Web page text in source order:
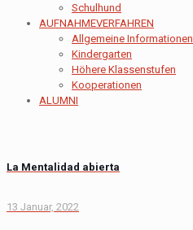
Schulhund
AUFNAHMEVERFAHREN
Allgemeine Informationen
Kindergarten
Höhere Klassenstufen
Kooperationen
ALUMNI
La Mentalidad abierta
13 Januar, 2022